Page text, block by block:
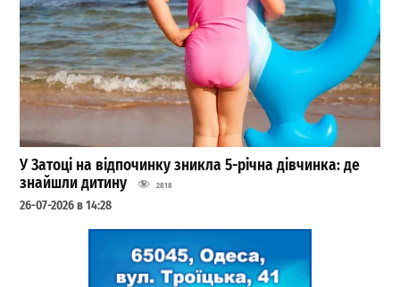
У Затоці на відпочинку зникла 5-річна дівчинка: де
знайшли дитину
2818
26-07-2026 в 14:28